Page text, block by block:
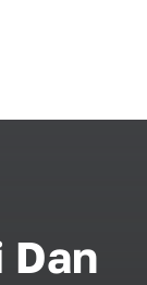
Dan